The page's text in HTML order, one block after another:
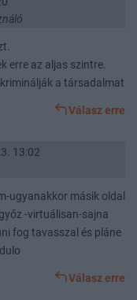
erre az aljas szintre.
a társadalmat
Válasz erre
13:02
ugyanakkor másik oldal
-virtuálisan-sajna
fog tavasszal és pláne
Válasz erre